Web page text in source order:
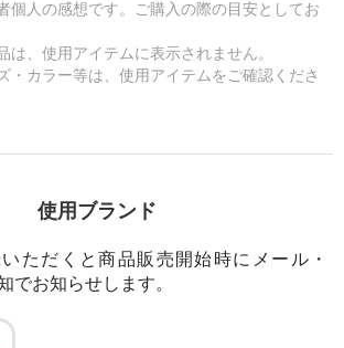
個人の感想です。ご購入の際の目安としてお
、使用アイテムに表示されません。
・カラー等は、使用アイテムをご確認くださ
使用ブランド
ただくと商品販売開始時にメール・
でお知らせします。